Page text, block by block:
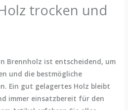
trocken und
Brennholz ist entscheidend, um
und die bestmögliche
Ein gut gelagertes Holz bleibt
immer einsatzbereit für den